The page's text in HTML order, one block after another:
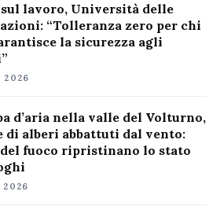
lavoro, Università delle
“Tolleranza zero per chi
la sicurezza agli
2026
d’aria nella valle del Volturno,
di alberi abbattuti dal vento:
fuoco ripristinano lo stato
2026